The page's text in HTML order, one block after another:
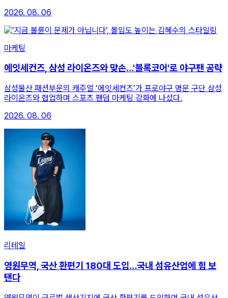
2026. 08. 06
마케팅
에잇세컨즈, 삼성 라이온즈와 맞손…'블록코어'로 야구팬 공략
삼성물산 패션부문의 캐주얼 ‘에잇세컨즈’가 프로야구 명문 구단 삼성
라이온즈와 협업하며 스포츠 팬덤 마케팅 강화에 나섰다.
2026. 08. 06
리테일
영원무역, 국산 환편기 180대 도입…국내 섬유산업에 힘 보
탠다